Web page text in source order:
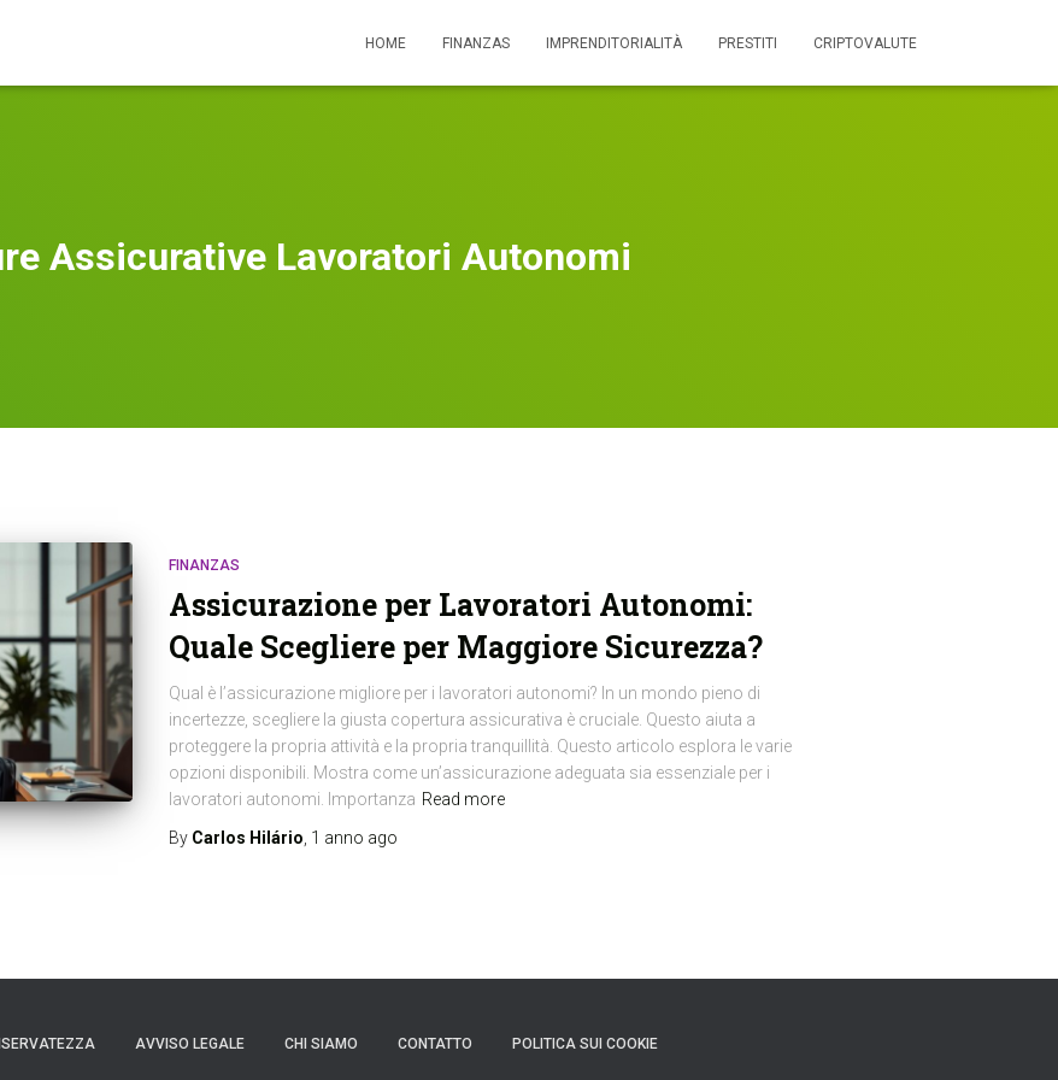
HOME FINANZAS IMPRENDITORIALITÀ PRESTITI CRIPTOVALUTE
Assicurative Lavoratori Autonomi
FINANZAS
Assicurazione per Lavoratori Autonomi:
Quale Scegliere per Maggiore Sicurezza?
Qual è l’assicurazione migliore per i lavoratori autonomi? In un mondo pieno di
incertezze, scegliere la giusta copertura assicurativa è cruciale. Questo aiuta a
proteggere la propria attività e la propria tranquillità. Questo articolo esplora le varie
opzioni disponibili. Mostra come un’assicurazione adeguata sia essenziale per i
lavoratori autonomi. Importanza Read more
By Carlos Hilário 1 anno ago
AVVISO LEGALE CHI SIAMO CONTATTO POLITICA SUI COOKIE